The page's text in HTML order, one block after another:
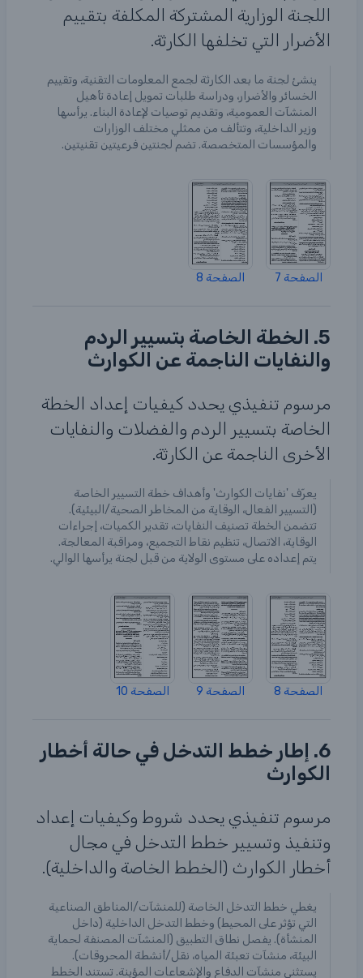
اللجنة الوزارية المشتركة المكلفة بتقييم
الأضرار التي تخلفها الكارثة.
ينشئ لجنة ما بعد الكارثة لجمع المعلومات التقنية، وتقييم
الخسائر والأضرار، ودراسة طلبات تمويل إعادة تأهيل
المنشآت العمومية، وتقديم توصيات لإعادة البناء. يرأسها
وزير الداخلية، وتتألف من ممثلي مختلف الوزارات
والمؤسسات المتخصصة. تضم لجنتين فرعيتين تقنيتين.
الصفحة 7 الصفحة 8
5. الخطة الخاصة بتسيير الردم
والنفايات الناجمة عن الكوارث
مرسوم تنفيذي يحدد كيفيات إعداد الخطة
الخاصة بتسيير الردم والفضلات والنفايات
الأخرى الناجمة عن الكارثة.
يعرّف 'نفايات الكوارث' وأهداف خطة التسيير الخاصة
(التسيير الفعال، الوقاية من المخاطر الصحية/البيئية).
تتضمن الخطة تصنيف النفايات، تقدير الكميات، إجراءات
الوقاية، الاتصال، تنظيم نقاط التجميع، ومراقبة المعالجة.
يتم إعداده على مستوى الولاية من قبل لجنة يرأسها الوالي.
الصفحة 8 الصفحة 9 الصفحة 10
6. إطار خطط التدخل في حالة أخطار
الكوارث
مرسوم تنفيذي يحدد شروط وكيفيات إعداد
وتنفيذ وتسيير خطط التدخل في مجال
أخطار الكوارث (الخطط الخاصة والداخلية).
يغطي خطط التدخل الخاصة (للمنشآت/المناطق الصناعية
التي تؤثر على المحيط) وخطط التدخل الداخلية (داخل
المنشأة). يفصل نطاق التطبيق (المنشآت المصنفة لحماية
البيئة، منشآت تعبئة المياه، نقل/أنشطة المحروقات).
يستثني منشآت الدفاع والإشعاعات المؤينة. تستند الخطط